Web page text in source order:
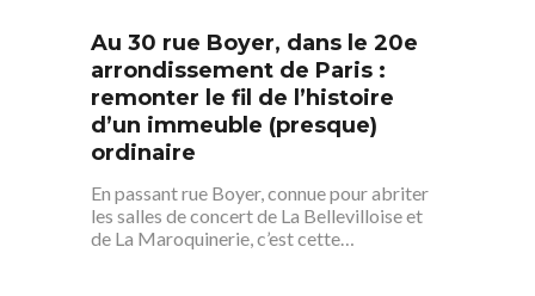
Au 30 rue Boyer, dans le 20e
arrondissement de Paris :
remonter le fil de l’histoire
d’un immeuble (presque)
ordinaire
En passant rue Boyer, connue pour abriter
les salles de concert de La Bellevilloise et
de La Maroquinerie, c’est cette…